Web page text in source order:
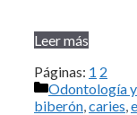
Leer más
Páginas: 1 2
Categorías
Odontología
biberón caries